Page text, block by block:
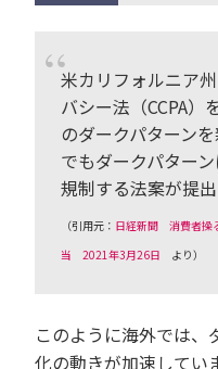
米カリフォルニア
バシー法（CCPA
のダークパターン
でもダークパター
規制する法案が提出
（引用元： 日経新聞 消費者操
当 2021年3月26日 より）
このように海外では、
化の動きが加速してい